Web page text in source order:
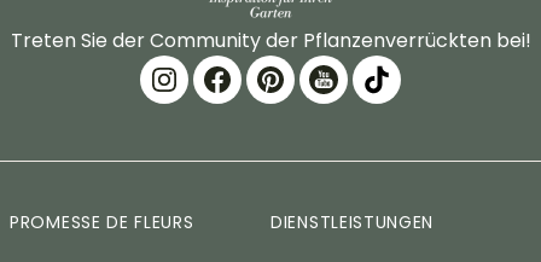
Treten Sie der Community der Pflanzenverrückten bei!
PROMESSE DE FLEURS DIENSTLEISTUNGEN